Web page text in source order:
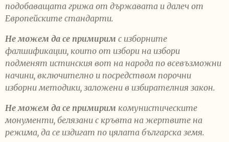
подобаващата грижа от държавата и далеч от
Европейските стандарти.
Не можем да се примирим с изборните
фалшификации, които от избори на избори
подменят истинския вот на народа по всевъзможни
начини, включително и посредством порочни
изборни методики, заложени в избирателния закон.
Не можем да се примирим комунистическите
монументи, белязани с кръвта на жертвите на
режима, да се издигат по цялата българска земя.